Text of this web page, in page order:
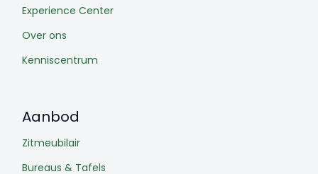
Experience Center
Over ons
Kenniscentrum
Aanbod
Zitmeubilair
Bureaus & Tafels